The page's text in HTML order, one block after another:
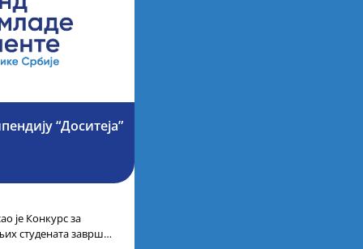
“Доситеја”
је Конкурс за
студената завршне